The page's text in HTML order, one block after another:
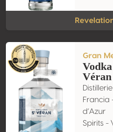
Gran
Véran
Francia
d’Azur
Spirits -